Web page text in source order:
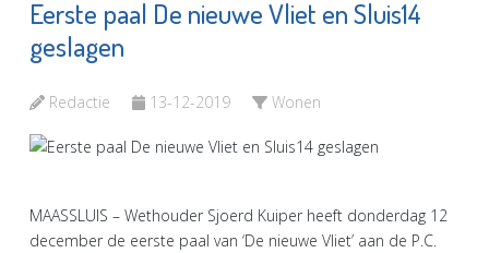
Eerste paal De nieuwe Vliet en Sluis14
geslagen
Redactie 13-12-2019 Wonen
MAASSLUIS – Wethouder Sjoerd Kuiper heeft donderdag 12
december de eerste paal van ‘De nieuwe Vliet’ aan de P.C.